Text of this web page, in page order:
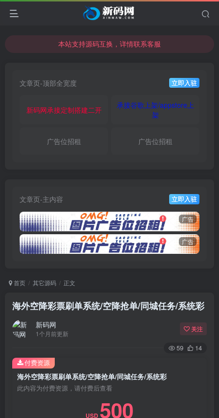
本站支持源码互换，详情联系客服
本站支持源码互换，详情联系客服
文章页-顶部全宽度 立即入驻
新码网承接定制搭建二开
承接谷歌上架/appstore上
架
广告位招租 广告位招租
文章页-主内容 立即入驻
广告
广告
首页 其它源码 正文
海外空降彩票刷单系统/空降抢单/同城任务/系统彩
新码网
1个月前更新
关注
59 14
海外空降彩票刷单系统/空降抢单/同城任务/系统彩
此内容为付费资源，请付费后查看
USD 500
付费资源